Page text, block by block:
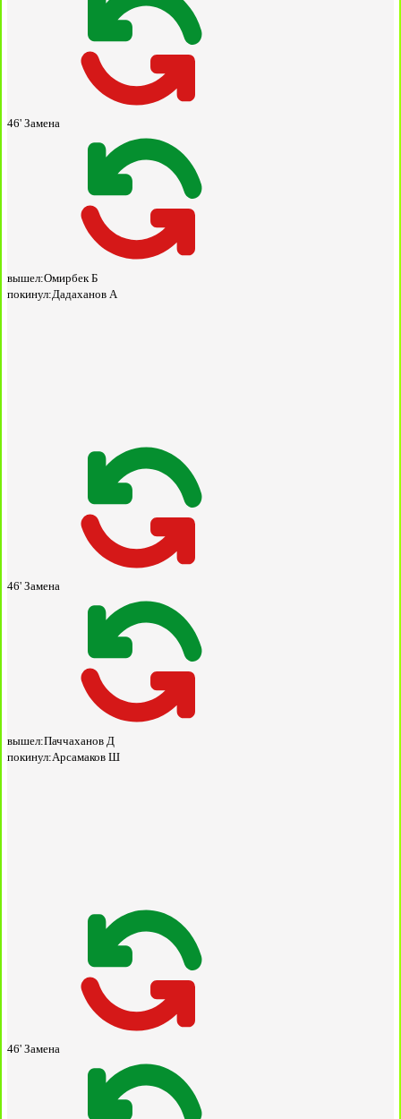
46' Замена
вышел:Омирбек Б
покинул:Дадаханов А
46' Замена
вышел:Паччаханов Д
покинул:Арсамаков Ш
46' Замена